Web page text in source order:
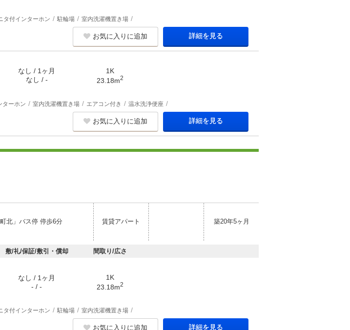
タ付インターホン 駐輪場 室内洗濯機置き場
お気に入りに追加 詳細を見る
なし / 1ヶ月
なし / -
1K
23.18m2
ターホン 室内洗濯機置き場 エアコン付き 温水洗浄便座
お気に入りに追加 詳細を見る
北」バス停 停歩6分 賃貸アパート 築20年5ヶ月
敷/礼/保証/敷引・償却 間取り/広さ
なし / 1ヶ月
- / -
1K
23.18m2
タ付インターホン 駐輪場 室内洗濯機置き場
お気に入りに追加 詳細を見る